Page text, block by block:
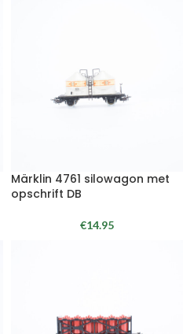
Märklin 4761 silowagon met
opschrift DB
€14.95